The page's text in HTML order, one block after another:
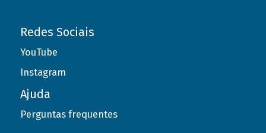
Redes Sociais
YouTube
Instagram
Ajuda
Perguntas frequentes